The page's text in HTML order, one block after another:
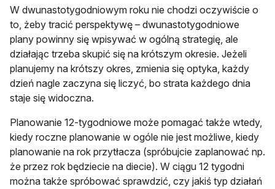
W dwunastotygodniowym roku nie chodzi oczywiście o
to, żeby tracić perspektywę – dwunastotygodniowe
plany powinny się wpisywać w ogólną strategię, ale
działając trzeba skupić się na krótszym okresie. Jeżeli
planujemy na krótszy okres, zmienia się optyka, każdy
dzień nagle zaczyna się liczyć, bo strata każdego dnia
staje się widoczna.
Planowanie 12-tygodniowe może pomagać także wtedy,
kiedy roczne planowanie w ogóle nie jest możliwe, kiedy
planowanie na rok przytłacza (spróbujcie zaplanować np.
że przez rok będziecie na diecie). W ciągu 12 tygodni
można także spróbować sprawdzić, czy jakiś typ działań